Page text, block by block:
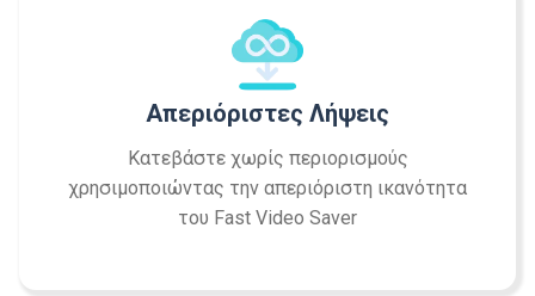
Απεριόριστες Λήψεις
Κατεβάστε χωρίς περιορισμούς
χρησιμοποιώντας την απεριόριστη ικανότητα
του Fast Video Saver